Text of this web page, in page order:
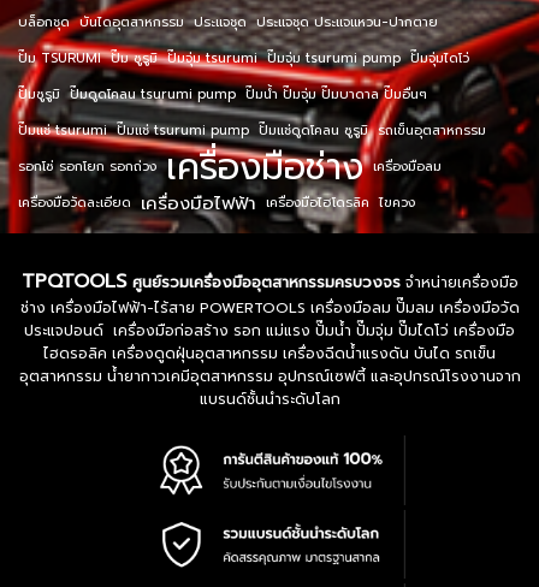
บล็อกชุด บันไดอุตสาหกรรม ประแจชุด ประแจชุด ประแจแหวน-ปากตาย
ปั๊ม TSURUMI ปั๊ม ซูรูมิ ปั๊มจุ่ม tsurumi ปั๊มจุ่ม tsurumi pump ปั๊มจุ่มไดโว่
ปั๊มซูรูมิ ปั๊มดูดโคลน tsurumi pump ปั๊มน้ำ ปั๊มจุ่ม ปั๊มบาดาล ปั๊มอื่นๆ
ปั๊มแช่ tsurumi ปั๊มแช่ tsurumi pump ปั๊มแช่ดูดโคลน ซูรูมิ รถเข็นอุตสาหกรรม
รอกโซ่ รอกโยก รอกถ่วง เครื่องมือช่าง เครื่องมือลม
เครื่องมือวัดละเอียด เครื่องมือไฟฟ้า เครื่องมือไฮโดรลิค ไขควง
TPQTOOLS ศูนย์รวมเครื่องมืออุตสาหกรรมครบวงจรจำหน่ายเครื่องมือ
ช่าง เครื่องมือไฟฟ้า-ไร้สาย POWERTOOLS เครื่องมือลม ปั๊มลม เครื่องมือวัด
ประแจปอนด์ เครื่องมือก่อสร้าง รอก แม่แรง ปั๊มน้ำ ปั๊มจุ่ม ปั๊มไดโว่ เครื่องมือ
ไฮดรอลิค เครื่องดูดฝุ่นอุตสาหกรรม เครื่องฉีดน้ำแรงดัน บันได รถเข็น
อุตสาหกรรม น้ำยากาวเคมีอุตสาหกรรม อุปกรณ์เซฟตี้ และอุปกรณ์โรงงานจาก
แบรนด์ชั้นนำระดับโลก